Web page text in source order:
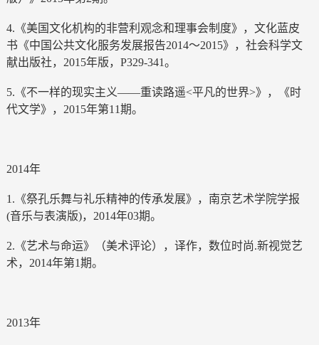
4.《美国文化机构的非营利观念和理事会制度》，文化蓝皮
书《中国公共文化服务发展报告2014～2015》，社会科学文
献出版社，2015年版，P329-341。
5.《不一样的现实主义——重读路遥<平凡的世界>》，《时
代文学》，2015年第11期。
2014年
1.《祭孔乐舞与礼乐精神的传承发展》，南京艺术学院学报
(音乐与表演版)，2014年03期。
2.《艺术与命运》（美术评论），译作，数位时尚.新视觉艺
术，2014年第1期。
2013年